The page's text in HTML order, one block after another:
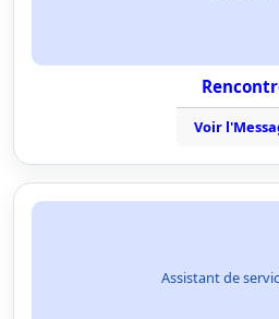
Voir
Assistant de